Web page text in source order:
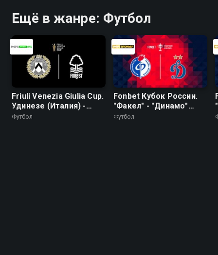
Ещё в жанре: Футбол
Friuli Venezia Giulia Cup.
Удинезе (Италия) -
Ноттингем Форест
Футбол
Fonbet Кубок России.
"Факел" - "Динамо"
(Москва)
Футбол